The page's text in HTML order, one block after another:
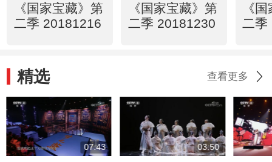
《国家宝藏》第
二季 20181216
《国家宝藏》第
二季 20181230
《
二季
精选 查看更多
07:43 03:50